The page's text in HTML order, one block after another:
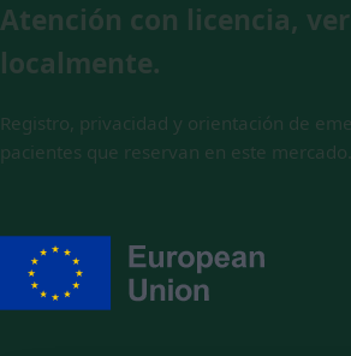
Atención con licencia,
localmente.
Registro, privacidad y orientación de
pacientes que reservan en este mercado.